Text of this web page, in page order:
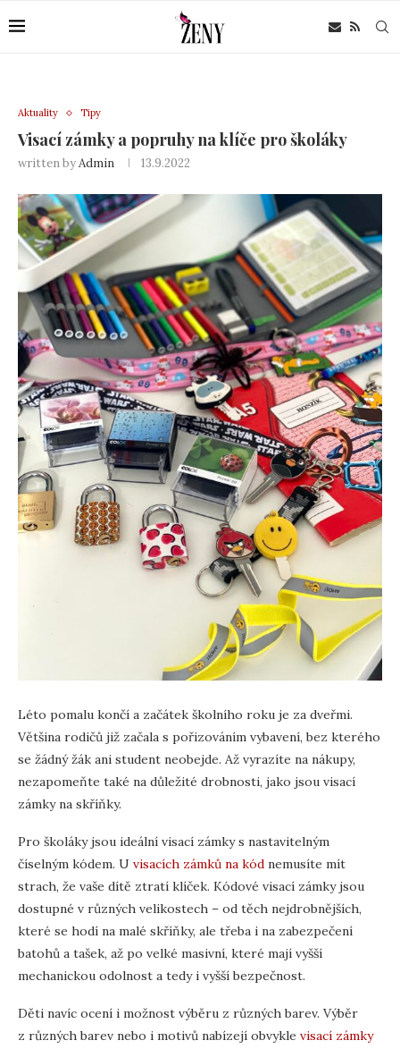
Aktuality Tipy
Visací zámky a popruhy na klíče pro školáky
written byAdmin 13.9.2022
Léto pomalu končí a začátek školního roku je za dveřmi.
Většina rodičů již začala s pořizováním vybavení, bez kterého
se žádný žák ani student neobejde. Až vyrazíte na nákupy,
nezapomeňte také na důležité drobnosti, jako jsou visací
zámky na skříňky.
Pro školáky jsou ideální visací zámky s nastavitelným
číselným kódem. U visacích zámků na kód nemusíte mít
strach, že vaše dítě ztratí klíček. Kódové visací zámky jsou
dostupné v různých velikostech – od těch nejdrobnějších,
které se hodí na malé skříňky, ale třeba i na zabezpečení
batohů a tašek, až po velké masivní, které mají vyšší
mechanickou odolnost a tedy i vyšší bezpečnost.
Děti navíc ocení i možnost výběru z různých barev. Výběr
z různých barev nebo i motivů nabízejí obvykle visací zámky